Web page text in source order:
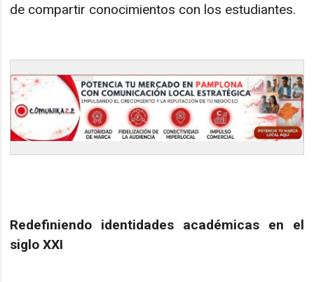
de compartir conocimientos con los estudiantes.
Redefiniendo identidades académicas en el
siglo XXI